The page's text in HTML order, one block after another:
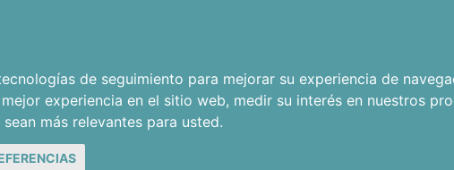
de seguimiento para mejorar su experiencia de
experiencia en el sitio web, medir su interés en nuestros
más relevantes para usted.